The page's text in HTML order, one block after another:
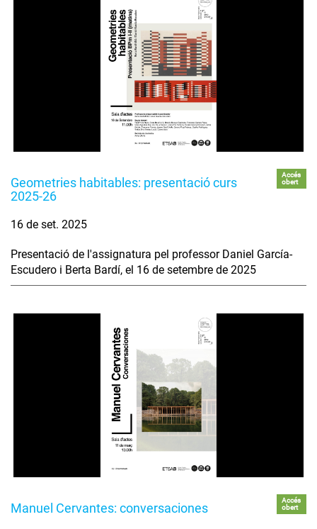
Geometries habitables: presentació curs
2025-26
Accés
obert
16 de set. 2025
Presentació de l'assignatura pel professor Daniel García-
Escudero i Berta Bardí, el 16 de setembre de 2025
Manuel Cervantes: conversaciones
Accés
obert